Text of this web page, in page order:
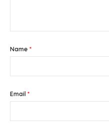
Name *
Email *